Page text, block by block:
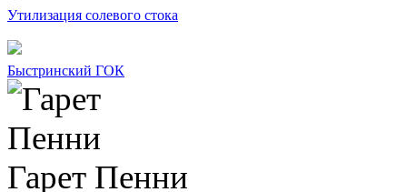
Утилизация солевого стока
Быстринский ГОК
Гарет Пенни